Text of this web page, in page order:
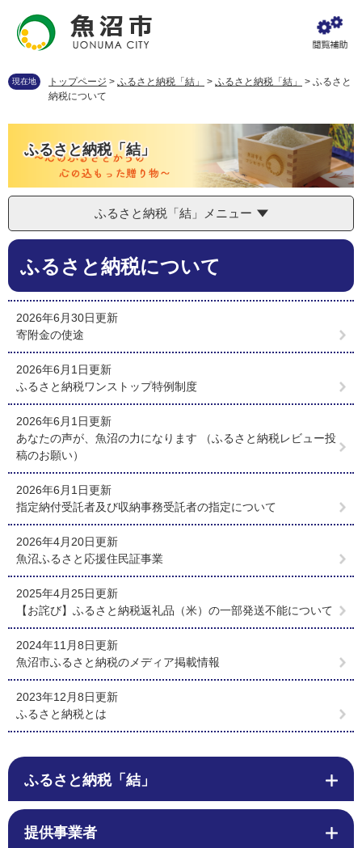
先
す
を
し
へ
現在地 トップページ > ふるさと納税「結」 > ふるさと納税「結」 > ふるさと
納税について
ふるさと納税「結」
ふるさと納税「結」メニュー
本
ふるさと納税について
2026年6月30日更新
寄附金の使途
2026年6月1日更新
ふるさと納税ワンストップ特例制度
2026年6月1日更新
あなたの声が、魚沼の力になります （ふるさと納税レビュー投
稿のお願い）
2026年6月1日更新
指定納付受託者及び収納事務受託者の指定について
2026年4月20日更新
魚沼ふるさと応援住民証事業
2025年4月25日更新
【お詫び】ふるさと納税返礼品（米）の一部発送不能について
2024年11月8日更新
魚沼市ふるさと納税のメディア掲載情報
2023年12月8日更新
ふるさと納税とは
ふるさと納税「結」
提供事業者